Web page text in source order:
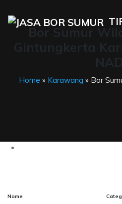
Home » Karawang » Bor
Name